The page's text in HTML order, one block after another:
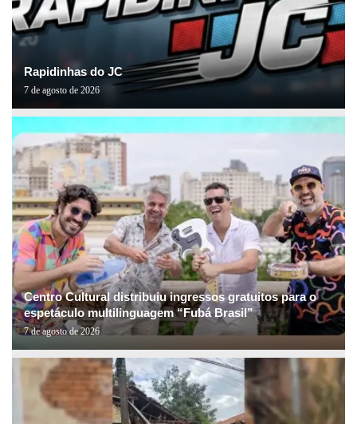
Rapidinhas do JC
7 de agosto de 2026
Centro Cultural distribuiu ingressos gratuitos para o
espetáculo multilinguagem “Fubá Brasil”
7 de agosto de 2026